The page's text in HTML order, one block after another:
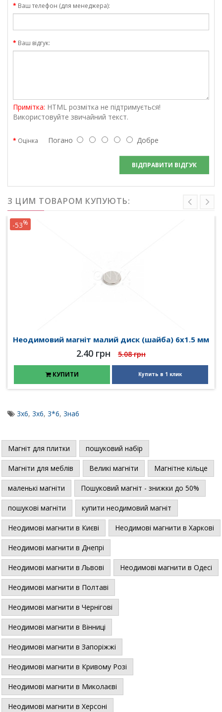
Ваш телефон (для менеджера):
Ваш відгук:
Примітка: HTML розмітка не підтримується!
Використовуйте звичайний текст.
Оцінка Погано Добре
ВІДПРАВИТИ ВІДГУК
З ЦИМ ТОВАРОМ КУПУЮТЬ:
Неодимовий магніт малий диск (шайба) 6х1.5 мм
2.40 грн 5.08 грн
-53%
КУПИТИ Купить в 1 клик
3x6, 3х6, 3*6, 3на6
Магніт для плитки пошуковий набір
Магніти для меблів Великі магніти Магнітне кільце
маленькі магніти Пошуковий магніт - знижки до 50%
пошукові магніти купити неодимовий магніт
Неодимові магнити в Києві Неодимові магнити в Харкові
Неодимові магнити в Днепрі
Неодимові магнити в Львові Неодимові магнити в Одесі
Неодимові магнити в Полтаві
Неодимові магнити в Чернігові
Неодимові магнити в Вінниці
Неодимові магнити в Запоріжжі
Неодимові магнити в Кривому Розі
Неодимові магнити в Миколаєві
Неодимові магнити в Херсоні